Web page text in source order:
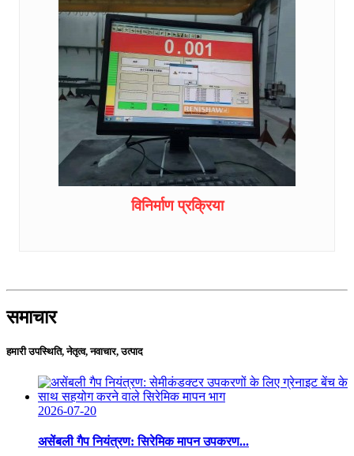
विनिर्माण प्रक्रिया
समाचार
हमारी उपस्थिति, नेतृत्व, नवाचार, उत्पाद
2026-07-20
असेंबली गैप नियंत्रण: सिरेमिक मापन उपकरण...